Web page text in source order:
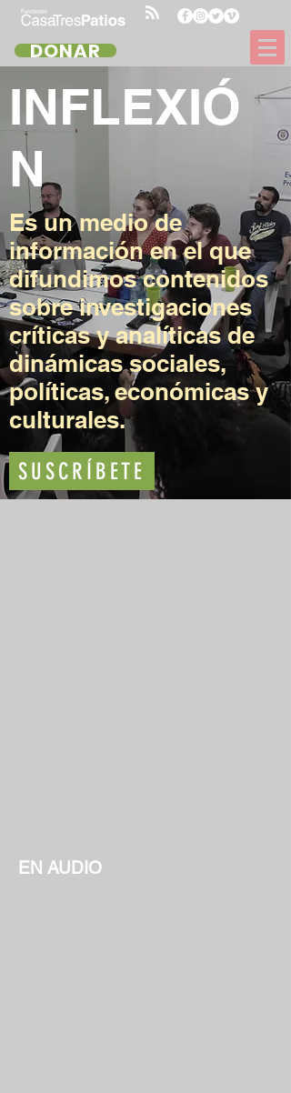
DONAR
INFLEXIÓ
N
Es un medio de
información en el que
difundimos contenidos
sobre investigaciones
críticas y analíticas de
dinámicas sociales,
políticas, económicas y
culturales.
SUSCRÍBETE
EN AUDIO